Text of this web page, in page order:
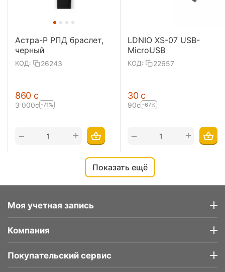
Астра-Р РПД браслет,
черный
КОД: 26243
‍860‍ с
3 000с -71%
+
−
LDNIO XS-07 USB-
MicroUSB
КОД: 22657
‍30‍ с
‍90‍с -67%
+
−
Показать ещё
Моя учетная запись
Компания
Покупательский сервис